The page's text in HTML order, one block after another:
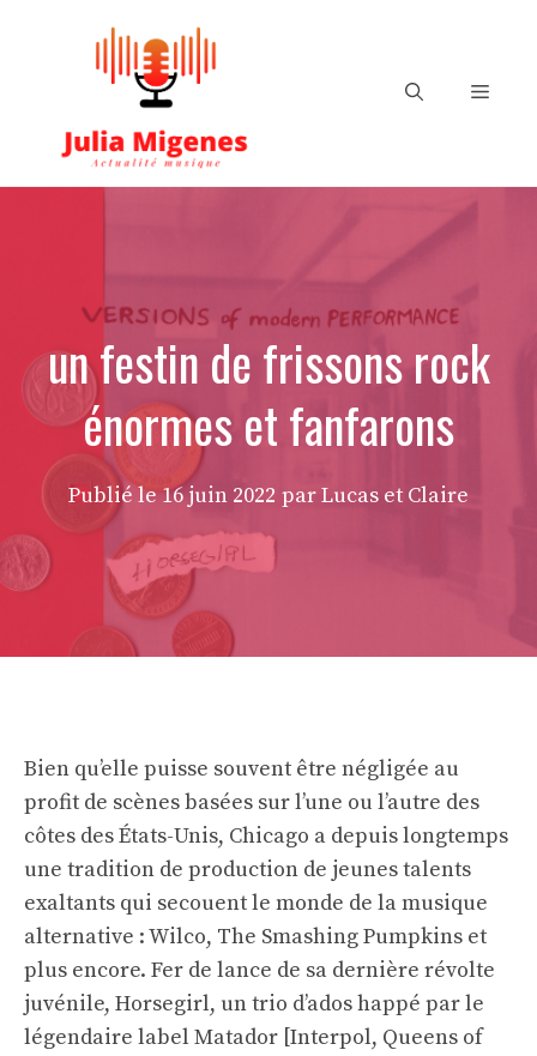
Menu
un festin de frissons rock
énormes et fanfarons
Publié le16 juin 2022 par Lucas et Claire
Bien qu’elle puisse souvent être négligée au
profit de scènes basées sur l’une ou l’autre des
côtes des États-Unis, Chicago a depuis longtemps
une tradition de production de jeunes talents
exaltants qui secouent le monde de la musique
alternative : Wilco, The Smashing Pumpkins et
plus encore. Fer de lance de sa dernière révolte
juvénile, Horsegirl, un trio d’ados happé par le
légendaire label Matador [Interpol, Queens of